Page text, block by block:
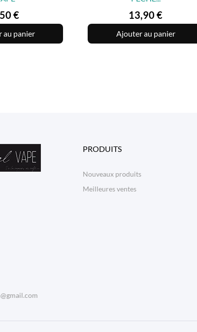
€
au panier
Prix
13,90 €
Ajouter au panier
PRODUITS
Nouveaux produits
Meilleures ventes